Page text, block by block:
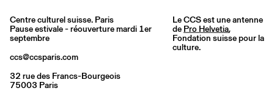
Centre culturel suisse. Paris
Pause estivale - réouverture mardi 1er
septembre
ccs@ccsparis.com
32 rue des Francs-Bourgeois
75003 Paris
Le CCS est une antenne
de Pro Helvetia,
Fondation suisse pour la
culture.